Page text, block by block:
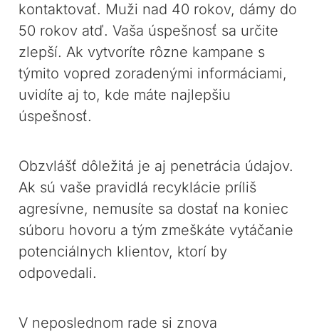
kontaktovať. Muži nad 40 rokov, dámy do
50 rokov atď. Vaša úspešnosť sa určite
zlepší. Ak vytvoríte rôzne kampane s
týmito vopred zoradenými informáciami,
uvidíte aj to, kde máte najlepšiu
úspešnosť.
Obzvlášť dôležitá je aj penetrácia údajov.
Ak sú vaše pravidlá recyklácie príliš
agresívne, nemusíte sa dostať na koniec
súboru hovoru a tým zmeškáte vytáčanie
potenciálnych klientov, ktorí by
odpovedali.
V neposlednom rade si znova